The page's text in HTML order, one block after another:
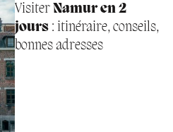
VisiterNamur en 2
jours: itinéraire, conseils,
bonnes adresses